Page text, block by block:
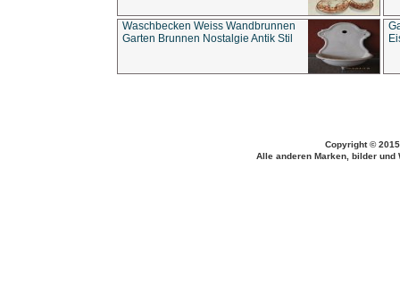
Waschbecken Weiss Wandbrunnen
Garten Brunnen Nostalgie Antik Stil
Copyright ©
Alle anderen Marken, bilder und